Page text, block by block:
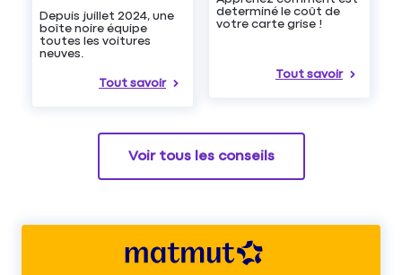
Depuis juillet 2024, une
boîte noire équipe
toutes les voitures
neuves.
Tout savoir
determiné le coût de
votre carte grise !
Tout savoir
Voir tous les conseils